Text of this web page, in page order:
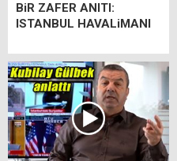
BiR ZAFER ANITI:
ISTANBUL HAVALiMANI